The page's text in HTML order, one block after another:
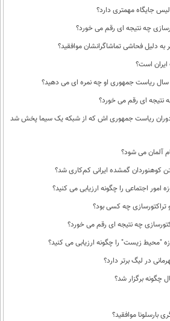
جایگاه مهمتری دارد؟
چه نتیجه ای رقم می خورد؟
به دلیل فحاشی تماشاگرانشان موافقید؟
است؟
نتیجه ای رقم می خورد؟
دوران ریاست جمهوری اش که از شبکه یک سیما پخش شد
آلمان می شود؟
کوهنوردان گمشده ایرانی کم‌کاری شد؟
امور اجتماعی را چگونه ارزیابی می کنید؟
تراکتورسازی چه کسی بود؟
چه نتیجه ای رقم می خورد؟
"محیط زیست" را چگونه ارزیابی می کنید؟
در لیگ برتر دارد؟
چگونه برگزار شد؟
بارسلونا موافقید؟